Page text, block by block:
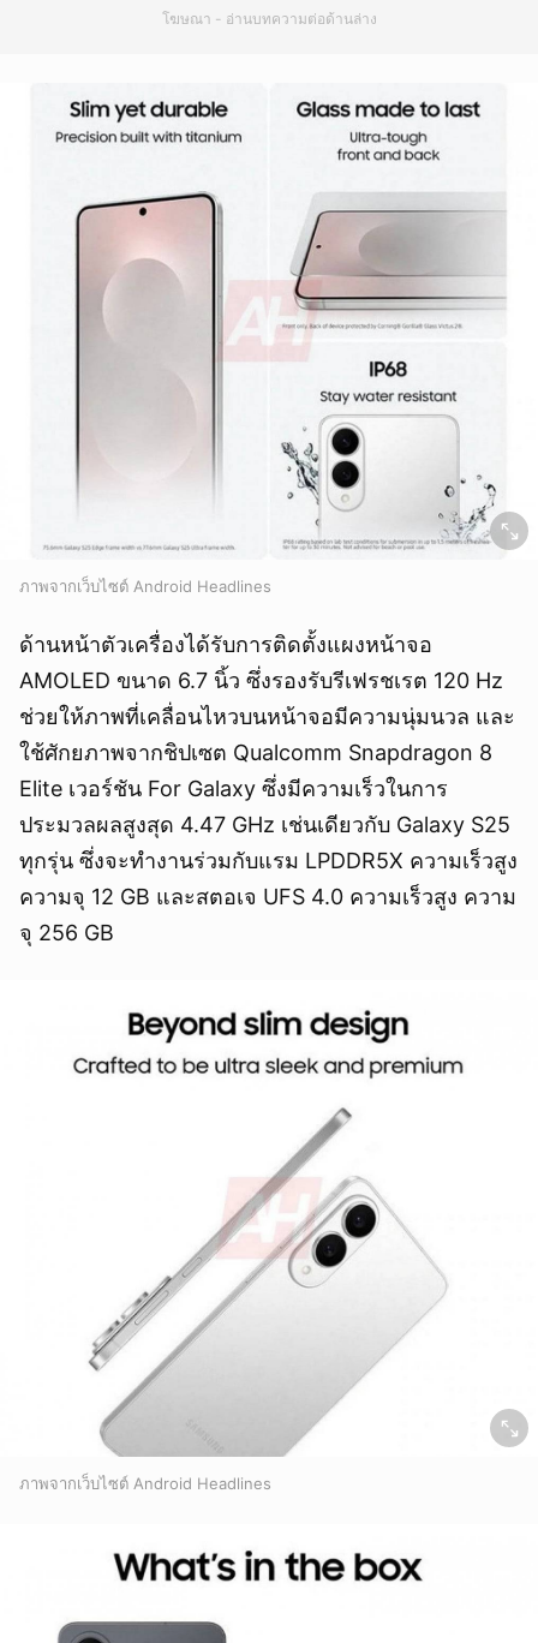
โฆษณา - อ่านบทความต่อด้านล่าง
ภาพจากเว็บไซต์ Android Headlines
ด้านหน้าตัวเครื่องได้รับการติดตั้งแผงหน้าจอ
AMOLED ขนาด 6.7 นิ้ว ซึ่งรองรับรีเฟรชเรต 120 Hz
ช่วยให้ภาพที่เคลื่อนไหวบนหน้าจอมีความนุ่มนวล และ
ใช้ศักยภาพจากชิปเซต Qualcomm Snapdragon 8
Elite เวอร์ชัน For Galaxy ซึ่งมีความเร็วในการ
ประมวลผลสูงสุด 4.47 GHz เช่นเดียวกับ Galaxy S25
ทุกรุ่น ซึ่งจะทำงานร่วมกับแรม LPDDR5X ความเร็วสูง
ความจุ 12 GB และสตอเจ UFS 4.0 ความเร็วสูง ความ
จุ 256 GB
ภาพจากเว็บไซต์ Android Headlines